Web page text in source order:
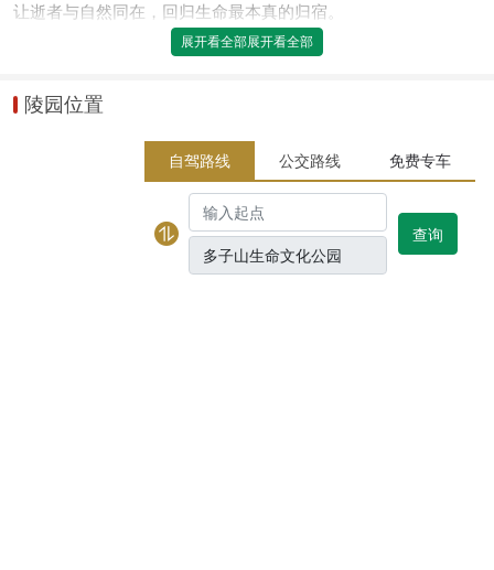
让逝者与自然同在，回归生命最本真的归宿。
展开看全部
陵园位置
自驾路线 公交路线 免费专车